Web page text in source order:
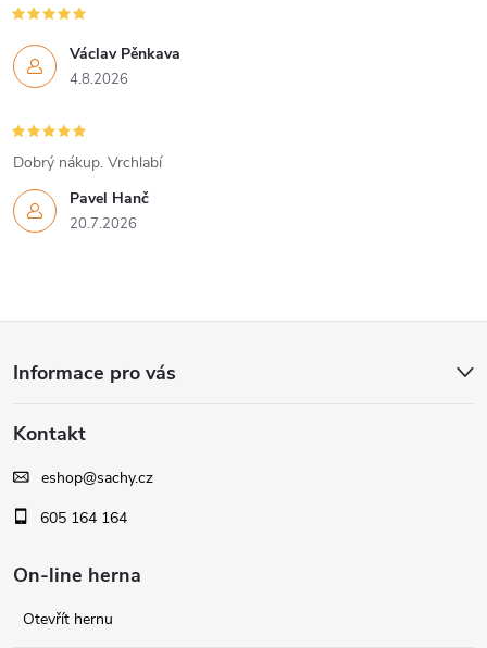
Václav Pěnkava
4.8.2026
Pavel Hanč
20.7.2026
Dobrý nákup. Vrchlabí
p
a
Informace pro vás
Kontakt
eshop@sachy.cz
605 164 164
On-line herna
Otevřít hernu